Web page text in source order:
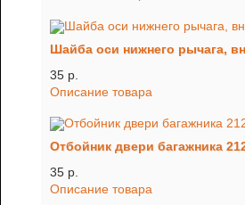
Шайба оси нижнего рычага,
35 p.
Описание товара
Отбойник двери багажника
35 p.
Описание товара